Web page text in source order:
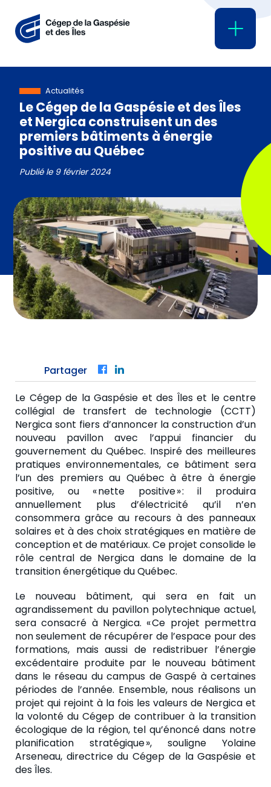
Actualités
Le Cégep de la Gaspésie et des Îles
et Nergica construisent un des
premiers bâtiments à énergie
positive au Québec
Publié le 9 février 2024
Partager Facebook
Le Cégep de la Gaspésie et des Îles et le centre
collégial de transfert de technologie (CCTT)
Nergica sont fiers d’annoncer la construction d’un
nouveau pavillon avec l’appui financier du
gouvernement du Québec. Inspiré des meilleures
pratiques environnementales, ce bâtiment sera
l’un des premiers au Québec à être à énergie
positive, ou « nette positive » : il produira
annuellement plus d’électricité qu’il n’en
consommera grâce au recours à des panneaux
solaires et à des choix stratégiques en matière de
conception et de matériaux. Ce projet consolide le
rôle central de Nergica dans le domaine de la
transition énergétique du Québec.
Le nouveau bâtiment, qui sera en fait un
agrandissement du pavillon polytechnique actuel,
sera consacré à Nergica. « Ce projet permettra
non seulement de récupérer de l’espace pour des
formations, mais aussi de redistribuer l’énergie
excédentaire produite par le nouveau bâtiment
dans le réseau du campus de Gaspé à certaines
périodes de l’année. Ensemble, nous réalisons un
projet qui rejoint à la fois les valeurs de Nergica et
la volonté du Cégep de contribuer à la transition
écologique de la région, tel qu’énoncé dans notre
planification stratégique », souligne Yolaine
Arseneau, directrice du Cégep de la Gaspésie et
des Îles.